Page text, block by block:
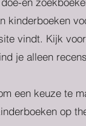
kinderboeken
vindt. Kijk
je alleen
een keuze te
op